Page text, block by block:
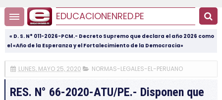
EDUCACIONENRED.PE
« D. S. N° 011-2026-PCM.- Decreto Supremo que declara el año 2026 como
el «Año de la Esperanza y el Fortalecimiento de la Democracia»
LUNES, MAYO 25, 2020 NORMAS-LEGALES-EL-PERUANO
RES. N° 66-2020-ATU/PE.- Disponen que